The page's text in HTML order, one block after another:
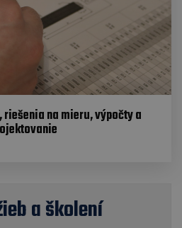
na mieru, výpočty a
a školení